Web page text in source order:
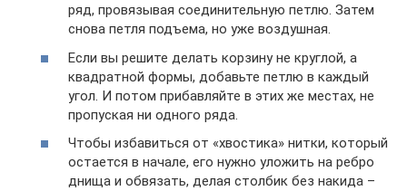
ряд, провязывая соединительную петлю. Затем
снова петля подъема, но уже воздушная.
Если вы решите делать корзину не круглой, а
квадратной формы, добавьте петлю в каждый
угол. И потом прибавляйте в этих же местах, не
пропуская ни одного ряда.
Чтобы избавиться от «хвостика» нитки, который
остается в начале, его нужно уложить на ребро
днища и обвязать, делая столбик без накида –